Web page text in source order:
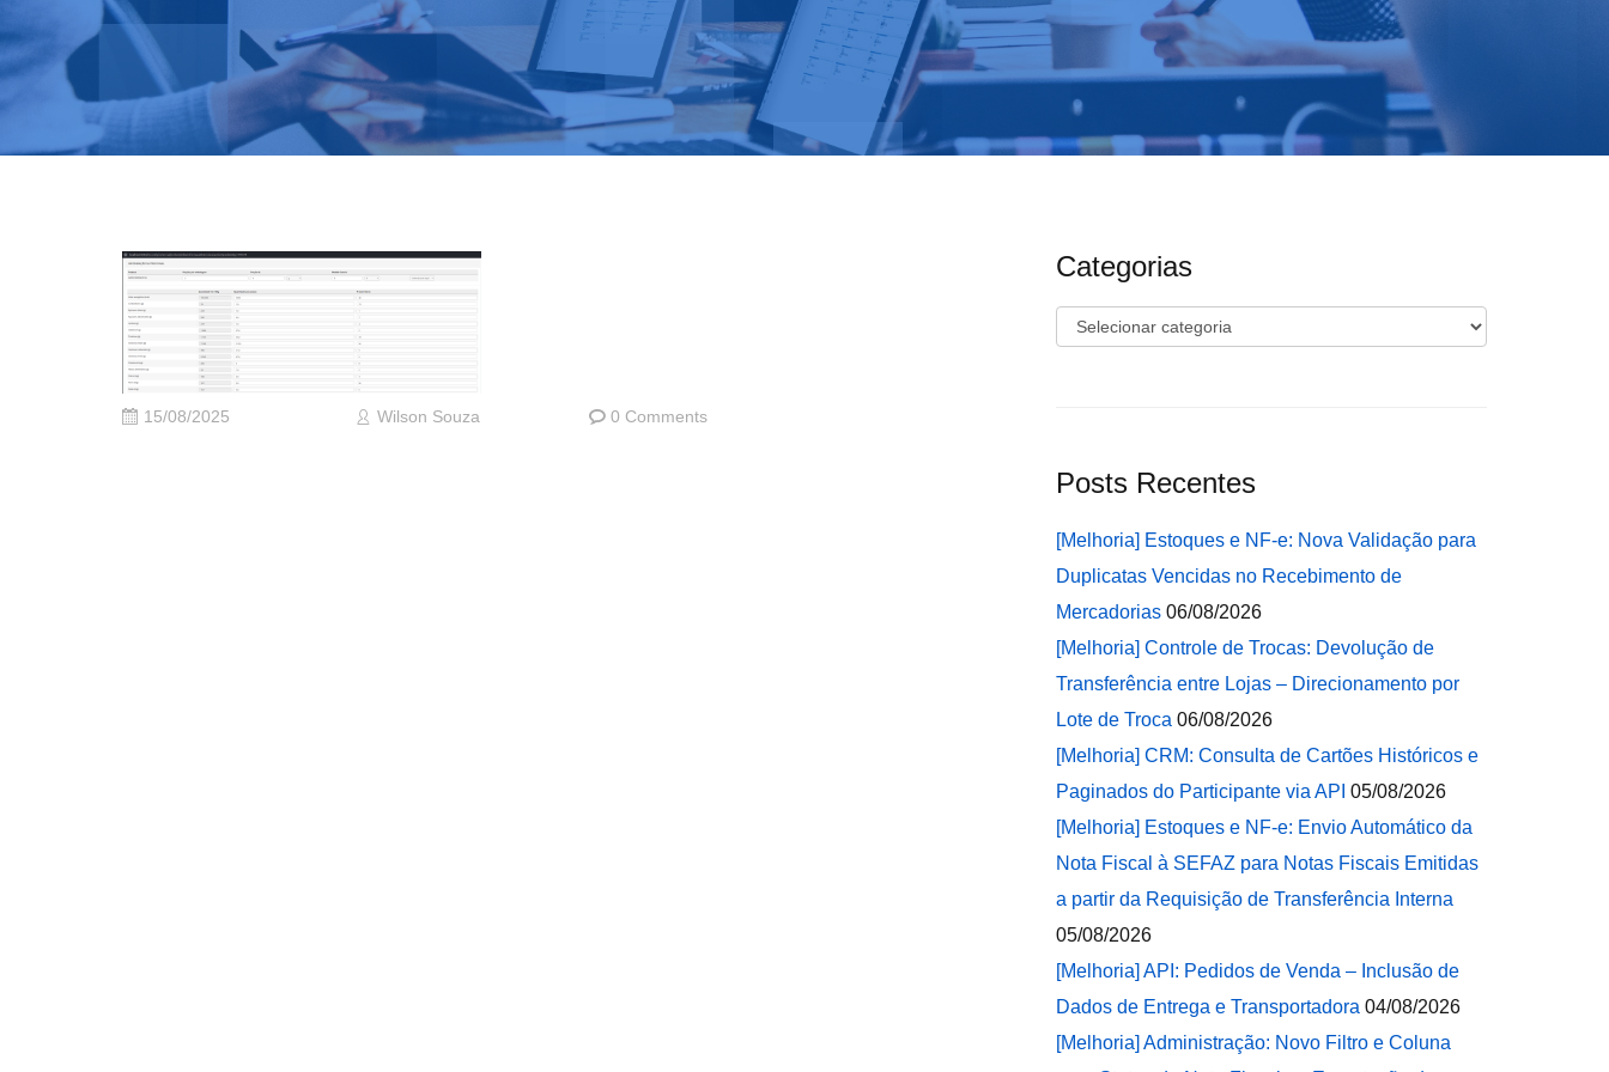
15/08/2025 Wilson Souza 0 Comments
Categorias
Categorias
Posts Recentes
[Melhoria] Estoques e NF-e: Nova Validação para
Duplicatas Vencidas no Recebimento de
Mercadorias 06/08/2026
[Melhoria] Controle de Trocas: Devolução de
Transferência entre Lojas – Direcionamento por
Lote de Troca 06/08/2026
[Melhoria] CRM: Consulta de Cartões Históricos e
Paginados do Participante via API 05/08/2026
[Melhoria] Estoques e NF-e: Envio Automático da
Nota Fiscal à SEFAZ para Notas Fiscais Emitidas
a partir da Requisição de Transferência Interna
05/08/2026
[Melhoria] API: Pedidos de Venda – Inclusão de
Dados de Entrega e Transportadora 04/08/2026
[Melhoria] Administração: Novo Filtro e Coluna